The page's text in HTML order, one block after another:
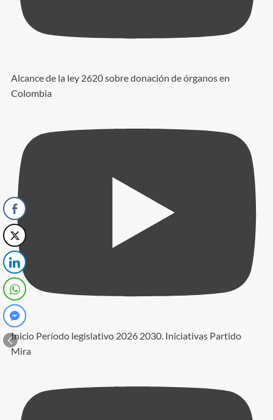
Alcance de la ley 2620 sobre donación de órganos en
Colombia
Inicio Período legislativo 2026 2030. Iniciativas Partido
Mira